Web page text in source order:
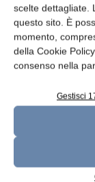
scelte dettagliate.
questo sito. È
momento,
della Cookie
consenso nella
Gestisci
In questo
del mercato,
gennaio
Il
giorno
latte in